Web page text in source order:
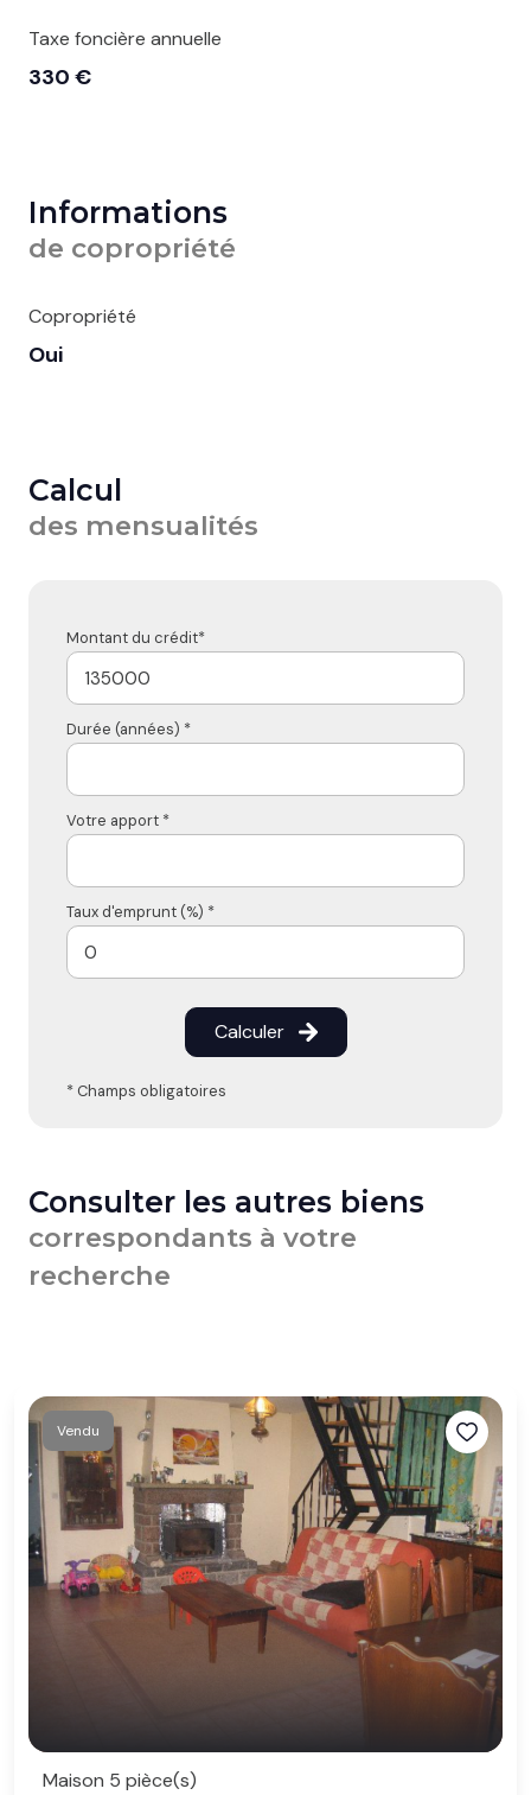
Taxe foncière annuelle
330 €
Informations
de copropriété
Copropriété
Oui
Calcul
des mensualités
Montant du crédit*
Durée (années) *
Votre apport *
Taux d'emprunt (%) *
Calculer
* Champs obligatoires
Consulter les autres biens
correspondants à votre
recherche
Vendu
Maison 5 pièce(s)